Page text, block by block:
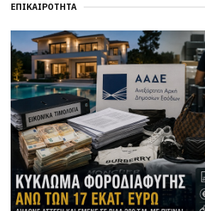
ΕΠΙΚΑΙΡΌΤΗΤΑ